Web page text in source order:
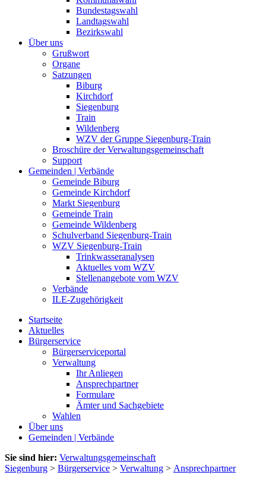
Bundestagswahl
Landtagswahl
Bezirkswahl
Über uns
Grußwort
Organe
Satzungen
Biburg
Kirchdorf
Siegenburg
Train
Wildenberg
WZV der Gruppe Siegenburg-Train
Broschüre der Verwaltungsgemeinschaft
Support
Gemeinden | Verbände
Gemeinde Biburg
Gemeinde Kirchdorf
Markt Siegenburg
Gemeinde Train
Gemeinde Wildenberg
Schulverband Siegenburg-Train
WZV Siegenburg-Train
Trinkwasseranalysen
Aktuelles vom WZV
Stellenangebote vom WZV
Verbände
ILE-Zugehörigkeit
Startseite
Aktuelles
Bürgerservice
Bürgerserviceportal
Verwaltung
Ihr Anliegen
Ansprechpartner
Formulare
Ämter und Sachgebiete
Wahlen
Über uns
Gemeinden | Verbände
Sie sind hier: Verwaltungsgemeinschaft
Siegenburg > Bürgerservice > Verwaltung > Ansprechpartner